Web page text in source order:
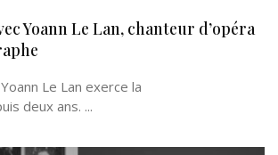
Yoann Le Lan, chanteur d’opéra
Le Lan exerce la
deux ans. ...